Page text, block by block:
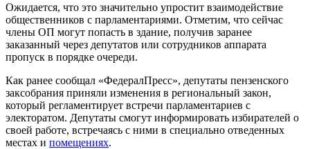
Ожидается, что это значительно упростит взаимодействие
общественников с парламентариями. Отметим, что сейчас
члены ОП могут попасть в здание, получив заранее
заказанный через депутатов или сотрудников аппарата
пропуск в порядке очереди.
Как ранее сообщал «ФедералПресс», депутаты пензенского
заксобрания приняли изменения в региональный закон,
который регламентирует встречи парламентариев с
электоратом. Депутаты смогут информировать избирателей о
своей работе, встречаясь с ними в специально отведенных
местах и помещениях.